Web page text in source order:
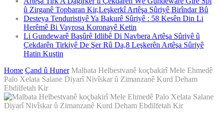
û Zirganê Topbaran Kir,Leşkerkî Artêşa Sûriyê Birîndar Bû
Desteya Tenduristiyê Ya Bakurê Sûriyê : 58 Kesên Din Li
Herêmê Bi Vayrosa Koronayê Ketin
Li Gundewarê Başûrê Idlibê Di Navbera Artêşa Sûriyê û
Çekdarên Tirkiyê De Şer Rû Da,8 Leşkerên Artêşa Sûriyê
Hatin Kuştin
Home Çand û Huner Malbata Helbestvanê koçbakirî Mele Ehmedê
Palo Xelata Salane Diyarî Nivîskar û Zimanzanê Kurd Deham
Ebdilfetah Kir